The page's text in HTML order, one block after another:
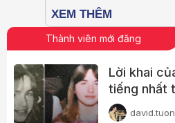
Thành viên mới đăng
Lời khai
tiếng nhất
Fritzl